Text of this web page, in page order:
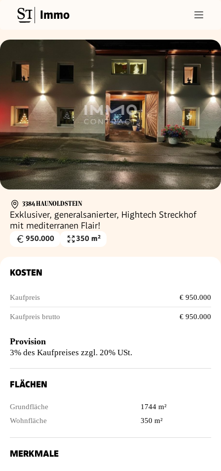
Immo
3384 HAUNOLDSTEIN
Exklusiver, generalsanierter, Hightech Streckhof
mit mediterranen Flair!
Kaufpreis
950.000
Wohnfläche
350 m²
KOSTEN
Kaufpreis € 950.000
Kaufpreis brutto € 950.000
Provision
3% des Kaufpreises zzgl. 20% USt.
FLÄCHEN
Grundfläche
1744 m²
Wohnfläche
350 m²
MERKMALE